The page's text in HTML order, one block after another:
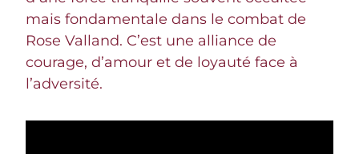
mais fondamentale dans le combat de
Rose Valland. C’est une alliance de
courage, d’amour et de loyauté face à
l’adversité.